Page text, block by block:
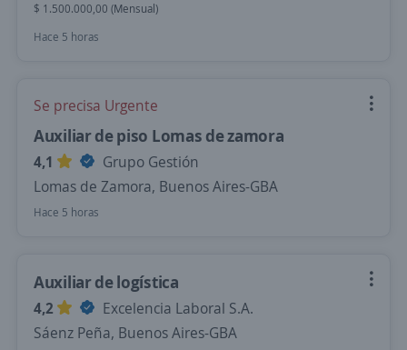
$ 1.500.000,00 (Mensual)
Hace 5 horas
Se precisa Urgente
Auxiliar de piso Lomas de zamora
4,1
Grupo Gestión
Lomas de Zamora, Buenos Aires-GBA
Hace 5 horas
Auxiliar de logística
4,2
Excelencia Laboral S.A.
Sáenz Peña, Buenos Aires-GBA